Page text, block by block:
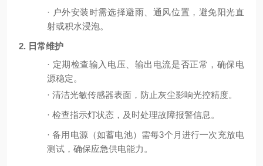
· 户外安装时需选择避雨、通风位置，避免阳光直
射或积水浸泡。
2. 日常维护
· 定期检查输入电压、输出电流是否正常，确保电
源稳定。
· 清洁光敏传感器表面，防止灰尘影响光控精度。
· 检查指示灯状态，及时处理故障报警信息。
· 备用电源（如蓄电池）需每3个月进行一次充放电
测试，确保应急供电能力。